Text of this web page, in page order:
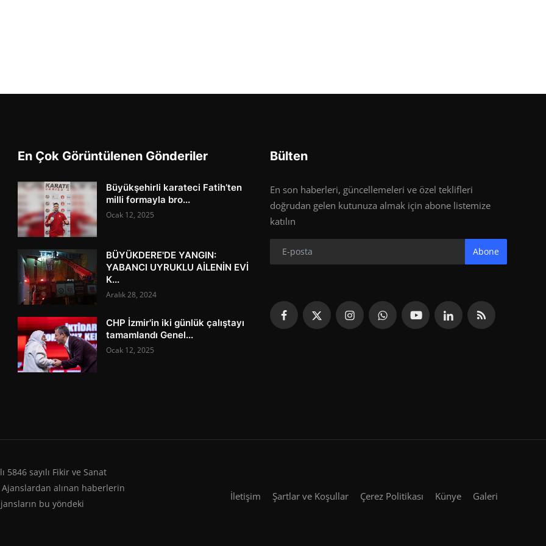
En Çok Görüntülenen Gönderiler
Büyükşehirli karateci Fatih’ten
milli formayla bro...
Ocak 12, 2025
BÜYÜKDERE'DE YANGIN:
YABANCI UYRUKLU AİLENİN EVİ
K...
Aralık 28, 2024
CHP İzmir'in iki günlük çalıştayı
tamamlandı Genel...
Ocak 12, 2025
Bülten
En son haberleri, güncellemeleri ve özel teklifleri
doğrudan gelen kutunuza almak için abone listemize
katılın
Abone
sayılı Fikir ve Sanat
alınan haberlerin
bu yöndeki
İletişim Şartlar ve Koşullar Çerez Politikası Künye Galeri